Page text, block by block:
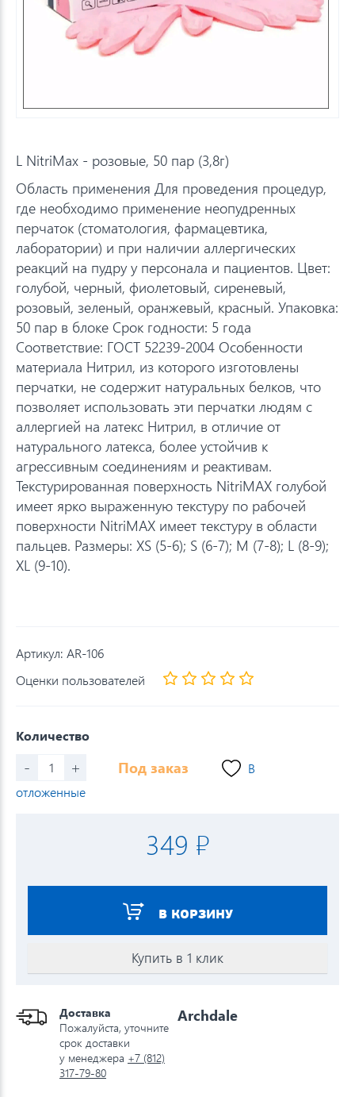
L NitriMax - розовые, 50 пар (3,8г)
Область применения Для проведения процедур,
где необходимо применение неопудренных
перчаток (стоматология, фармацевтика,
лаборатории) и при наличии аллергических
реакций на пудру у персонала и пациентов. Цвет:
голубой, черный, фиолетовый, сиреневый,
розовый, зеленый, оранжевый, красный. Упаковка:
50 пар в блоке Срок годности: 5 года
Соответствие: ГОСТ 52239-2004 Особенности
материала Нитрил, из которого изготовлены
перчатки, не содержит натуральных белков, что
позволяет использовать эти перчатки людям с
аллергией на латекс Нитрил, в отличие от
натурального латекса, более устойчив к
агрессивным соединениям и реактивам.
Текстурированная поверхность NitriMAX голубой
имеет ярко выраженную текстуру по рабочей
поверхности NitriMAX имеет текстуру в области
пальцев. Размеры: XS (5-6); S (6-7); M (7-8); L (8-9);
XL (9-10).
Артикул: AR-106
Оценки пользователей
Количество
- + Под заказ
В
отложенные
349 ₽
В КОРЗИНУ
Купить в 1 клик
Доставка
Пожалуйста, уточните
срок доставки
у менеджера +7 (812)
317-79-80
Archdale